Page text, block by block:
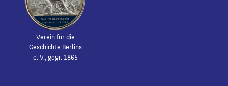
Verein für die
Geschichte Berlins
e. V., gegr. 1865